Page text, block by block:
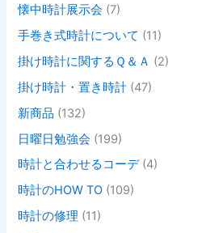
懐中時計展示会 (7)
手巻き式時計について (11)
掛け時計に関するＱ＆Ａ (2)
掛け時計・置き時計 (47)
新商品 (132)
日曜日勉強会 (199)
時計と合わせるコーデ(4)
時計のHOW TO (109)
時計の修理 (11)